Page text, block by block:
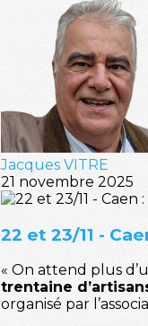
Jacques VITRE
21 novembre 2025
22 et 23/11 -
« On attend plus
trentaine
organisé par